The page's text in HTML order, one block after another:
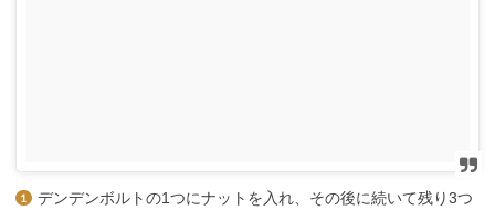
デンデンボルトの1つにナットを入れ、その後に続いて残り3つ